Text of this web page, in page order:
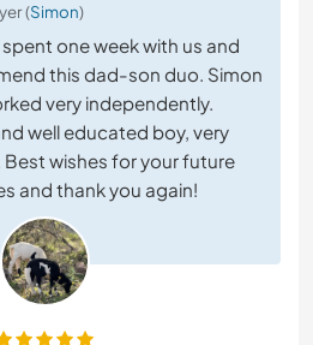
(Simon)
one week with us and
this dad-son duo. Simon
very independently.
well educated boy, very
wishes for your future
and thank you again!